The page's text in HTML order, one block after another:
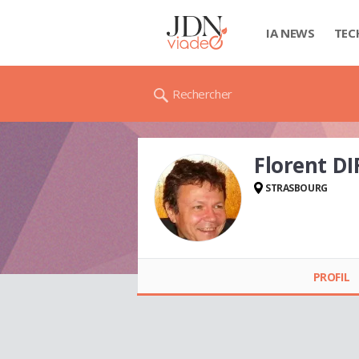
IA NEWS
Rechercher
Florent
STRASBOURG
PROFIL